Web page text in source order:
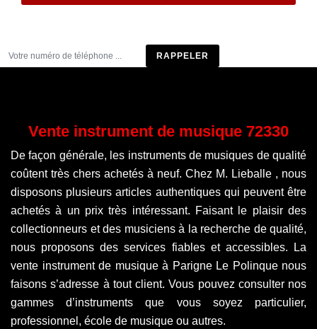
Vente instrument de musique 72330
De façon générale, les instruments de musiques de qualité
coûtent très chers achetés à neuf. Chez M. Lieballe , nous
disposons plusieurs articles authentiques qui peuvent être
achetés à un prix très intéressant. Faisant le plaisir des
collectionneurs et des musiciens à la recherche de qualité,
nous proposons des services fiables et accessibles. La
vente instrument de musique à Parigne Le Polinque nous
faisons s’adresse à tout client. Vous pouvez consulter nos
gammes d’instruments que vous soyez particulier,
professionnel, école de musique ou autres.